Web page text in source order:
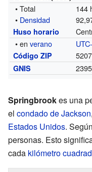
• Total
144
• Densidad
Huso horario
• enverano
Código ZIP
GNIS
Springbrookes una
el condado de Jackson
Estados Unidos.
personas. Esto
cada kilómetro